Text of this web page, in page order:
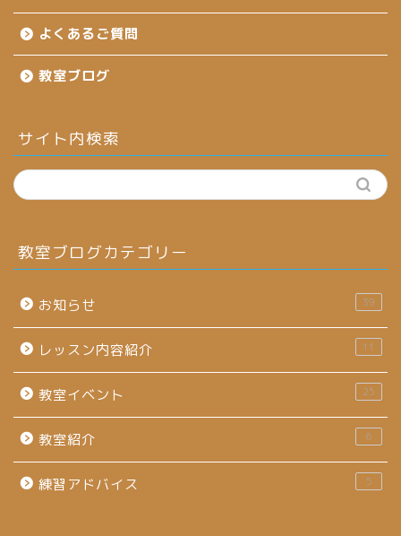
よくあるご質問
教室ブログ
サイト内検索
教室ブログカテゴリー
お知らせ 39
レッスン内容紹介 11
教室イベント 25
教室紹介 6
練習アドバイス 5